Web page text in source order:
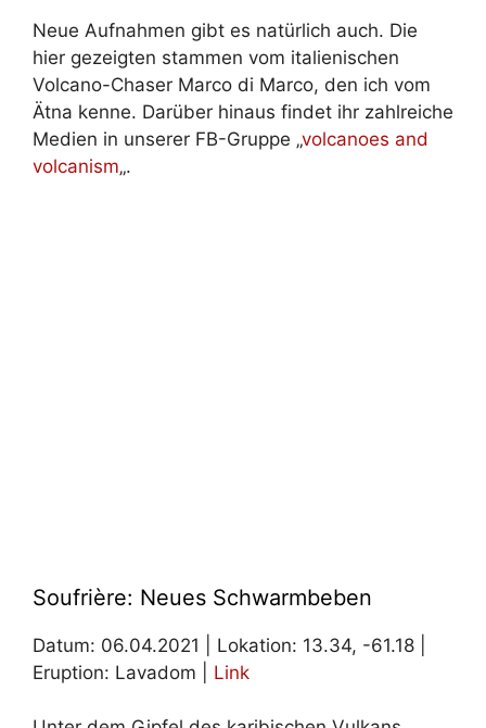
Neue Aufnahmen gibt es natürlich auch. Die
hier gezeigten stammen vom italienischen
Volcano-Chaser Marco di Marco, den ich vom
Ätna kenne. Darüber hinaus findet ihr zahlreiche
Medien in unserer FB-Gruppe „volcanoes and
volcanism„.
Soufrière: Neues Schwarmbeben
Datum: 06.04.2021 | Lokation: 13.34, -61.18 |
Eruption: Lavadom | Link